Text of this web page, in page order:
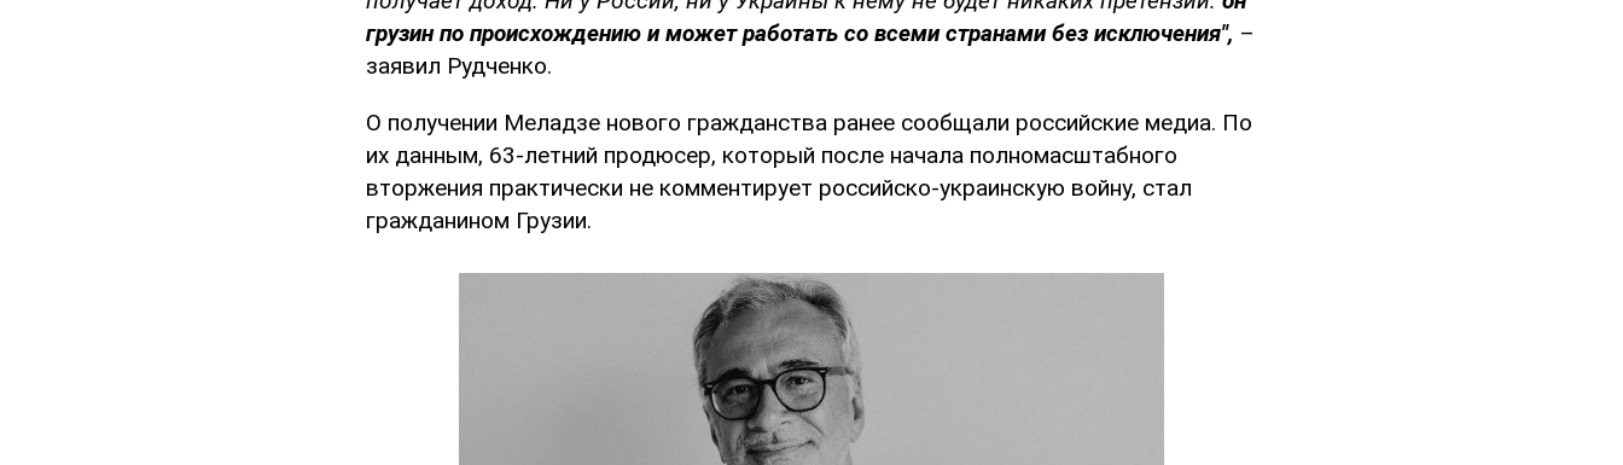
грузин по происхождению и может работать со всеми странами без исключения", –
заявил Рудченко.
О получении Меладзе нового гражданства ранее сообщали российские медиа. По
их данным, 63-летний продюсер, который после начала полномасштабного
вторжения практически не комментирует российско-украинскую войну, стал
гражданином Грузии.